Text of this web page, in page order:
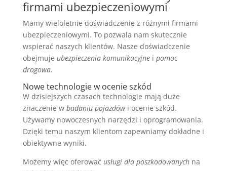
firmami ubezpieczeniowymi
Mamy wieloletnie doświadczenie z różnymi firmami
ubezpieczeniowymi. To pozwala nam skutecznie
wspierać naszych klientów. Nasze doświadczenie
obejmuje ubezpieczenia komunikacyjnei pomoc
drogowa.
Nowe technologie w ocenie szkód
W dzisiejszych czasach technologie mają duże
znaczenie w badaniu pojazdówi ocenie szkód.
Używamy nowoczesnych narzędzi i oprogramowania.
Dzięki temu naszym klientom zapewniamy dokładne i
obiektywne wyniki.
Możemy więc oferować usługi dla poszkodowanychna